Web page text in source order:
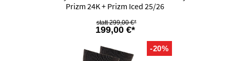
Prizm 24K + Prizm Iced 25/26
199,00 €*
299,00 €*
-20%